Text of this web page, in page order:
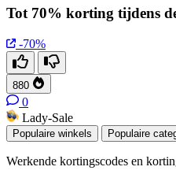
Tot 70% korting tijdens
-70%
880
0
Lady-Sale
Populaire winkels Populaire
Werkende kortingscodes en